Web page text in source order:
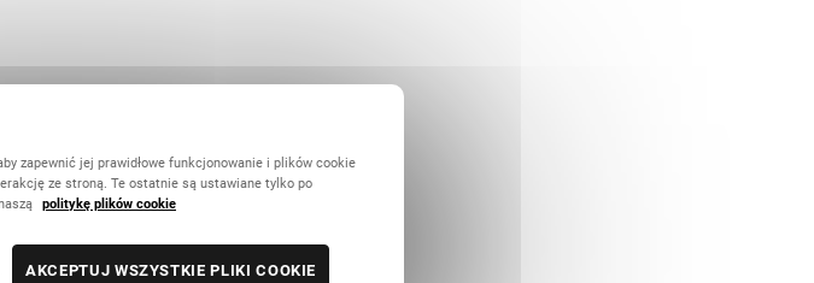
zapewnić jej prawidłowe funkcjonowanie i plików cookie
ze stroną. Te ostatnie są ustawiane tylko po
politykę plików cookie
AKCEPTUJ WSZYSTKIE PLIKI COOKIE